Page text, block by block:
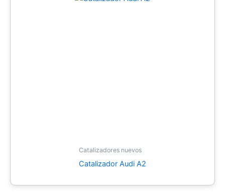
Catalizadores nuevos
Catalizador Audi A2